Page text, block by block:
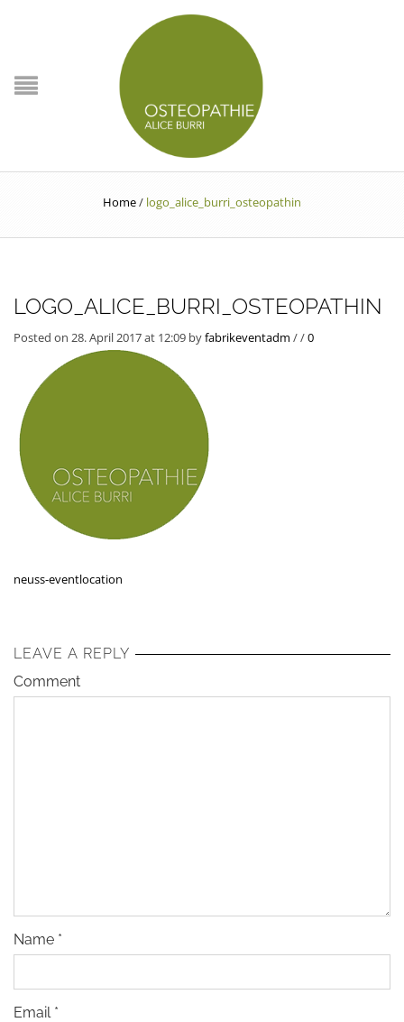
Home/ logo_alice_burri_osteopathin
LOGO_ALICE_BURRI_OSTEOPATHIN
Posted on 28. April 2017 at 12:09 byfabrikeventadm //0
neuss-eventlocation
LEAVE A REPLY
Comment
Name *
Email *